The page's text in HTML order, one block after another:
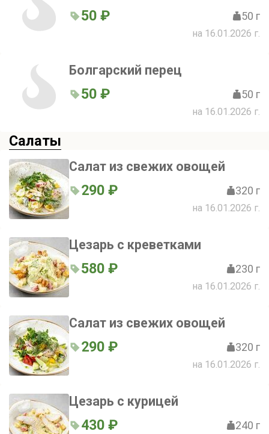
50 ₽ 50 г
на 16.01.2026 г.
Болгарский перец
50 ₽ 50 г
на 16.01.2026 г.
Салаты
Салат из свежих овощей
290 ₽ 320 г
на 16.01.2026 г.
Цезарь с креветками
580 ₽ 230 г
на 16.01.2026 г.
Салат из свежих овощей
290 ₽ 320 г
на 16.01.2026 г.
Цезарь с курицей
430 ₽ 240 г